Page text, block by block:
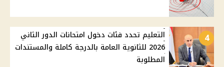
4
التعليم تحدد فئات دخول امتحانات الدور الثاني
2026 للثانوية العامة بالدرجة كاملة والمستندات
المطلوبة